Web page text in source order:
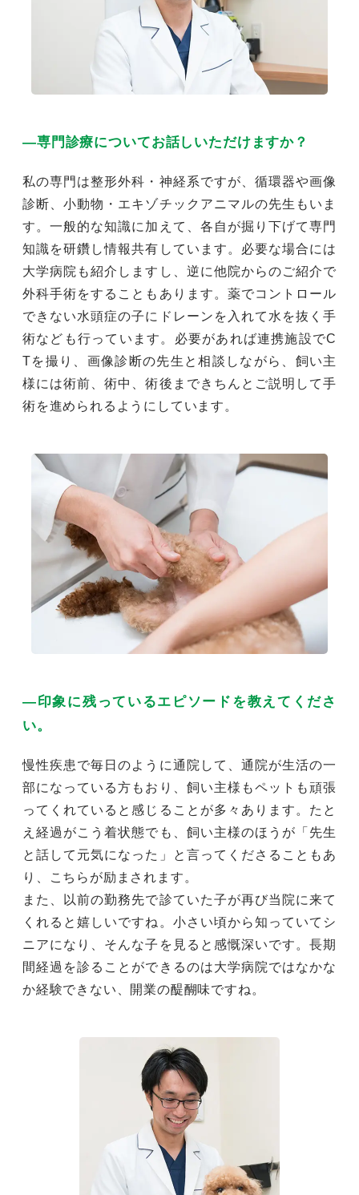
―専門診療についてお話しいただけますか？
私の専門は整形外科・神経系ですが、循環器や画像
診断、小動物・エキゾチックアニマルの先生もいま
す。一般的な知識に加えて、各自が掘り下げて専門
知識を研鑽し情報共有しています。必要な場合には
大学病院も紹介しますし、逆に他院からのご紹介で
外科手術をすることもあります。薬でコントロール
できない水頭症の子にドレーンを入れて水を抜く手
術なども行っています。必要があれば連携施設でC
Tを撮り、画像診断の先生と相談しながら、飼い主
様には術前、術中、術後まできちんとご説明して手
術を進められるようにしています。
―印象に残っているエピソードを教えてくださ
い。
慢性疾患で毎日のように通院して、通院が生活の一
部になっている方もおり、飼い主様もペットも頑張
ってくれていると感じることが多々あります。たと
え経過がこう着状態でも、飼い主様のほうが「先生
と話して元気になった」と言ってくださることもあ
り、こちらが励まされます。
また、以前の勤務先で診ていた子が再び当院に来て
くれると嬉しいですね。小さい頃から知っていてシ
ニアになり、そんな子を見ると感慨深いです。長期
間経過を診ることができるのは大学病院ではなかな
か経験できない、開業の醍醐味ですね。